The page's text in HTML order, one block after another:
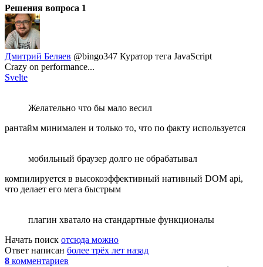
Решения вопроса 1
Дмитрий Беляев @bingo347 Куратор тега JavaScript
Crazy on performance...
Svelte
Желательно что бы мало весил
рантайм минимален и только то, что по факту используется
мобильный браузер долго не обрабатывал
компилируется в высокоэффективный нативный DOM api,
что делает его мега быстрым
плагин хватало на стандартные функционалы
Начать поиск отсюда можно
Ответ написан более трёх лет назад
8 комментариев